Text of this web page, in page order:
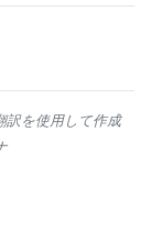
訳を使用して作成